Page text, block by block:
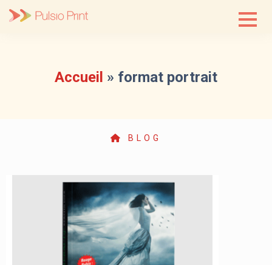
Accueil » format portrait
BLOG